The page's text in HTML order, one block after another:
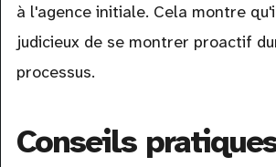
à l'agence initiale. Cela montre
judicieux de se montrer proactif
processus.
Conseils